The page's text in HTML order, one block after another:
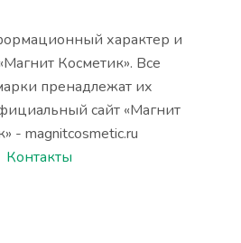
характер и
Косметик». Все
пренадлежат их
сайт «Магнит
- magnitcosmetic.ru
Контакты